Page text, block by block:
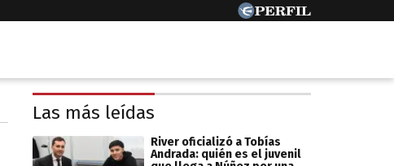
Las más leídas
River oficializó a Tobías
Andrada: quién es el juvenil